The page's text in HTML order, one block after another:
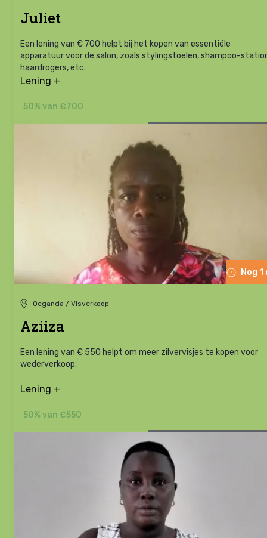
Juliet
Een lening van € 700 helpt bij het kopen van essentiële
apparatuur voor de salon, zoals stylingstoelen, shampoo-
haardrogers, etc.
Lening +
50% van €700
Nog 1
Oeganda / Visverkoop
Aziiza
Een lening van € 550 helpt om meer zilvervisjes te kopen voor
wederverkoop.
Lening +
50% van €550